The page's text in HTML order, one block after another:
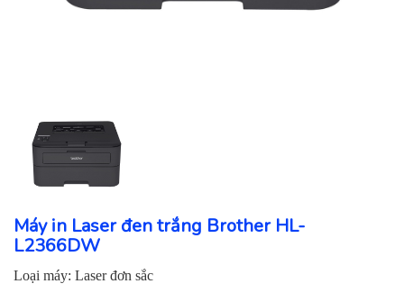
Máy in Laser đen trắng Brother HL-
L2366DW
Loại máy: Laser đơn sắc